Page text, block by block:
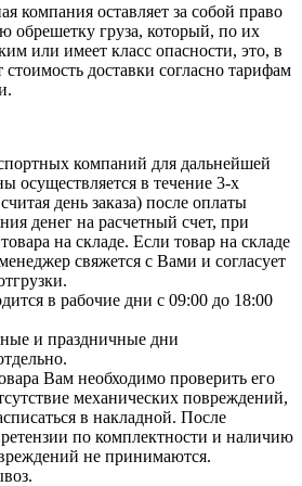
компания оставляет за собой право
обрешетку груза, который, по их
или имеет класс опасности, это, в
доставки согласно тарифам
компаний для дальнейшей
осуществляется в течение 3-х
день заказа) после оплаты
денег на расчетный счет, при
на складе. Если товар на складе
свяжется с Вами и согласует
в рабочие дни с 09:00 до 18:00
и праздничные дни
Вам необходимо проверить его
механических повреждений,
в накладной. После
по комплектности и наличию
не принимаются.